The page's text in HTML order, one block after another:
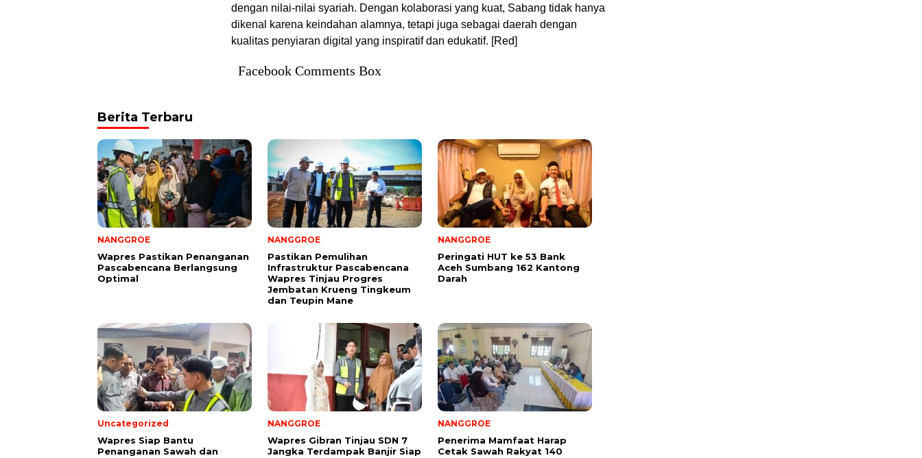
dengan nilai-nilai syariah. Dengan kolaborasi yang kuat, Sabang tidak hanya
dikenal karena keindahan alamnya, tetapi juga sebagai daerah dengan
kualitas penyiaran digital yang inspiratif dan edukatif. [Red]
Facebook Comments Box
Berita Terbaru
NANGGROE
Wapres Pastikan Penanganan
Pascabencana Berlangsung
Optimal
NANGGROE
Pastikan Pemulihan
Infrastruktur Pascabencana
Wapres Tinjau Progres
Jembatan Krueng Tingkeum
dan Teupin Mane
NANGGROE
Peringati HUT ke 53 Bank
Aceh Sumbang 162 Kantong
Darah
Uncategorized
Wapres Siap Bantu
Penanganan Sawah dan
NANGGROE
Wapres Gibran Tinjau SDN 7
Jangka Terdampak Banjir Siap
NANGGROE
Penerima Mamfaat Harap
Cetak Sawah Rakyat 140